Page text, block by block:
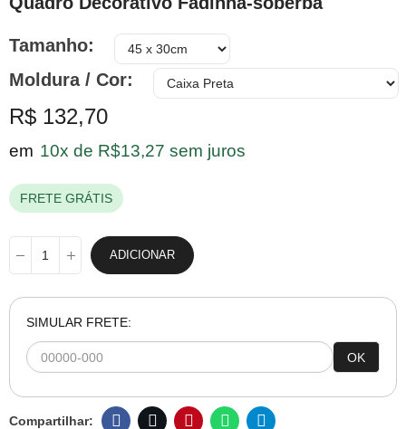
Tamanho
Moldura / Cor
R$ 132,70
em 10x de R$13,27 sem juros
FRETE GRÁTIS
ADICIONAR
SIMULAR FRETE:
OK